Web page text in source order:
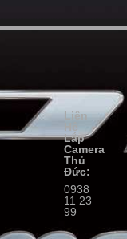
Liên
Hệ
Lắp
Camera
Thủ
Đức:
0938
11 23
99